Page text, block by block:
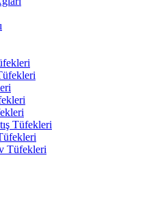
Tüfekleri
Tüfekleri